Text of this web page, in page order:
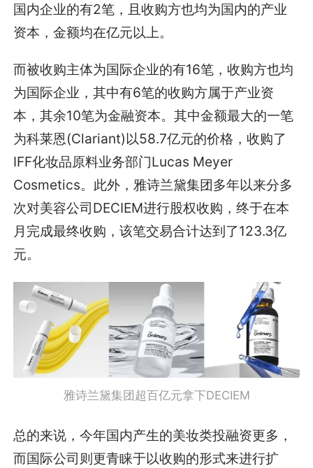
国内企业的有2笔，且收购方也均为国内的产业
资本，金额均在亿元以上。
而被收购主体为国际企业的有16笔，收购方也均
为国际企业，其中有6笔的收购方属于产业资
本，其余10笔为金融资本。其中金额最大的一笔
为科莱恩(Clariant)以58.7亿元的价格，收购了
IFF化妆品原料业务部门Lucas Meyer
Cosmetics。此外，雅诗兰黛集团多年以来分多
次对美容公司DECIEM进行股权收购，终于在本
月完成最终收购，该笔交易合计达到了123.3亿
元。
雅诗兰黛集团超百亿元拿下DECIEM
总的来说，今年国内产生的美妆类投融资更多，
而国际公司则更青睐于以收购的形式来进行扩